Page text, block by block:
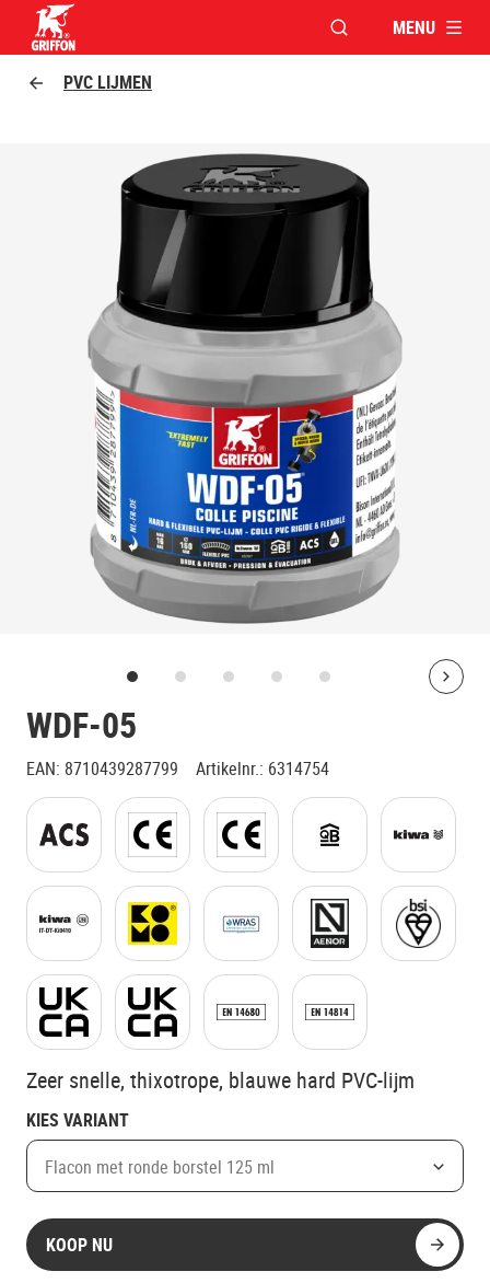
VENSTER OPENEN
MENU
PVC LIJMEN
WDF-05
EAN: 8710439287799 Artikelnr.: 6314754
Zeer snelle, thixotrope, blauwe hard PVC-lijm
KIES VARIANT
Flacon met ronde borstel 125 ml
KOOP NU